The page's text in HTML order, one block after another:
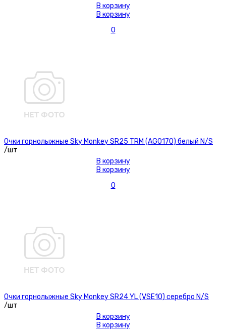
В корзину
В корзину
0
Очки горнолыжные Sky Monkey SR25 TRM (AG0170) белый N/S
/шт
В корзину
В корзину
0
Очки горнолыжные Sky Monkey SR24 YL (VSE10) серебро N/S
/шт
В корзину
В корзину